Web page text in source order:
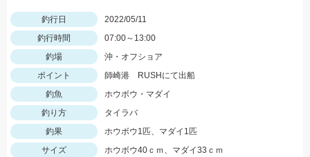
釣行日
2022/05/11
釣行時間
07:00～13:00
釣場
沖・オフショア
ポイント
師崎港 RUSHにて出船
釣魚
ホウボウ・マダイ
釣り方
タイラバ
釣果
ホウボウ1匹、マダイ1匹
サイズ
ホウボウ40ｃｍ、マダイ33ｃｍ